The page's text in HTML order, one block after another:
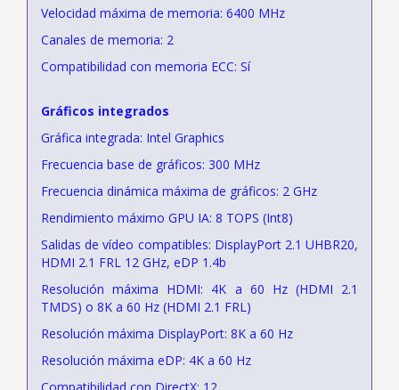
Velocidad máxima de memoria: 6400 MHz
Canales de memoria: 2
Compatibilidad con memoria ECC: Sí
Gráficos integrados
Gráfica integrada: Intel Graphics
Frecuencia base de gráficos: 300 MHz
Frecuencia dinámica máxima de gráficos: 2 GHz
Rendimiento máximo GPU IA: 8 TOPS (Int8)
Salidas de vídeo compatibles: DisplayPort 2.1 UHBR20,
HDMI 2.1 FRL 12 GHz, eDP 1.4b
Resolución máxima HDMI: 4K a 60 Hz (HDMI 2.1
TMDS) o 8K a 60 Hz (HDMI 2.1 FRL)
Resolución máxima DisplayPort: 8K a 60 Hz
Resolución máxima eDP: 4K a 60 Hz
Compatibilidad con DirectX: 12